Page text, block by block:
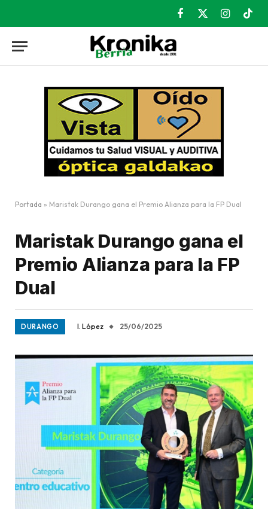
Facebook
X
Instagram
Portada » Maristak Durango gana el Premio Alianza para la FP Dual
Maristak Durango gana el
Premio Alianza para la FP
Dual
DURANGO I. López 25/06/2025